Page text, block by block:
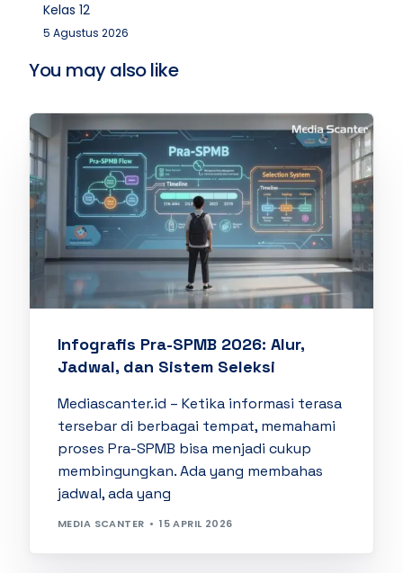
Kelas 12
5 Agustus 2026
You may also like
Infografis Pra-SPMB 2026: Alur,
Jadwal, dan Sistem Seleksi
Mediascanter.id – Ketika informasi terasa
tersebar di berbagai tempat, memahami
proses Pra-SPMB bisa menjadi cukup
membingungkan. Ada yang membahas
jadwal, ada yang
MEDIA SCANTER 15 APRIL 2026